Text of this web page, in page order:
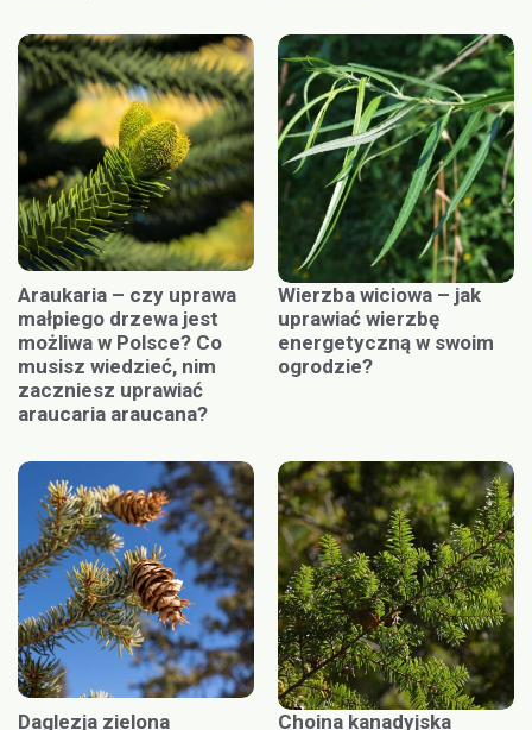
Araukaria – czy uprawa
małpiego drzewa jest
możliwa w Polsce? Co
musisz wiedzieć, nim
zaczniesz uprawiać
araucaria araucana?
Wierzba wiciowa – jak
uprawiać wierzbę
energetyczną w swoim
ogrodzie?
Daglezja zielona Choina kanadyjska